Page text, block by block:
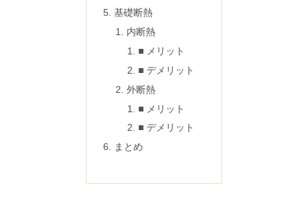
基礎断熱
内断熱
■ メリット
■ デメリット
外断熱
■ メリット
■ デメリット
まとめ